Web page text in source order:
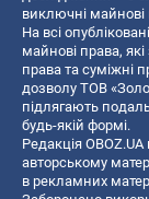
виключні майнові
На всі
майнові права,
права та суміжні
дозволу ТОВ
підлягають
будь-якій формі.
Редакція
авторському
в рекламних